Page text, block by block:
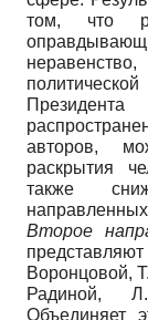
том, что
авторов,
раскрытия
также
Второе
Воронцовой,
Радиной,
Объединяет